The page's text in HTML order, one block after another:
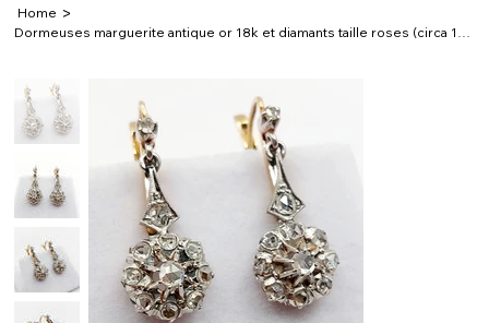
Home >
Dormeuses marguerite antique or 18k et diamants taille roses (circa 1900)